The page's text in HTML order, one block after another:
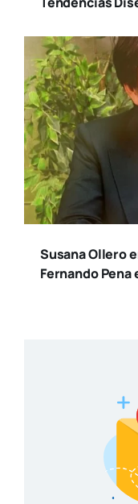
Susana Ollero
Fernando Pena